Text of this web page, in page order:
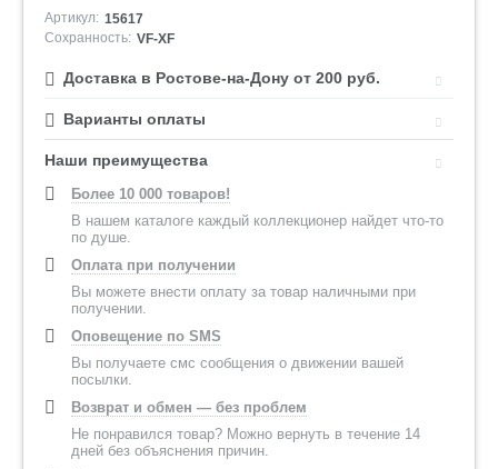
Артикул: 15617
Сохранность: VF-XF
Доставка в Ростове-на-Дону от 200 руб.
Варианты оплаты
Наши преимущества
Более 10 000 товаров!
В нашем каталоге каждый коллекционер найдет что-то
по душе.
Оплата при получении
Вы можете внести оплату за товар наличными при
получении.
Оповещение по SMS
Вы получаете смс сообщения о движении вашей
посылки.
Возврат и обмен — без проблем
Не понравился товар? Можно вернуть в течение 14
дней без объяснения причин.